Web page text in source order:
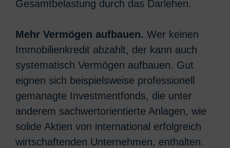
Gesamtbelastung durch das Darlehen.
Mehr Vermögen aufbauen. Wer keinen
Immobilienkredit abzahlt, der kann auch
systematisch Vermögen aufbauen. Gut
eignen sich beispielsweise professionell
gemanagte Investmentfonds, die unter
anderem sachwertorientierte Anlagen, wie
solide Aktien von international erfolgreich
wirtschaftenden Unternehmen, enthalten.